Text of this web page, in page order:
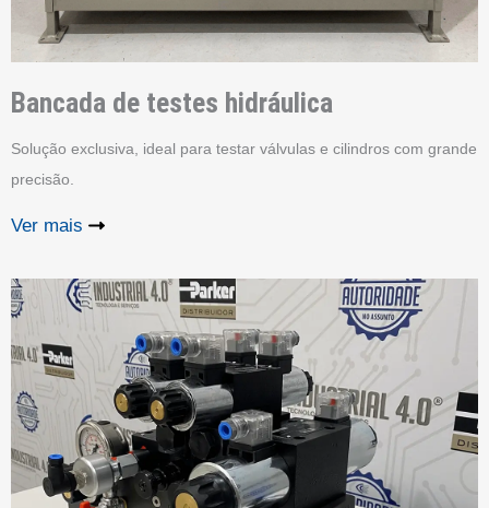
Bancada de testes hidráulica
Solução exclusiva, ideal para testar válvulas e cilindros com grande
precisão.
Ver mais